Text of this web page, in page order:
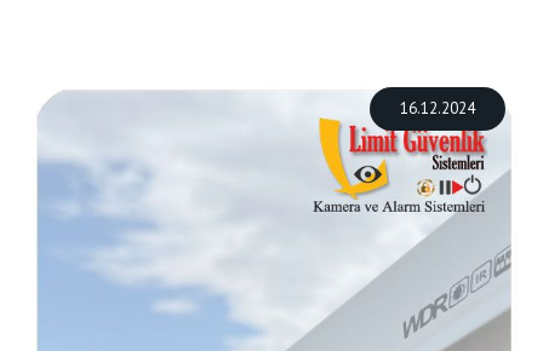
16.12.2024